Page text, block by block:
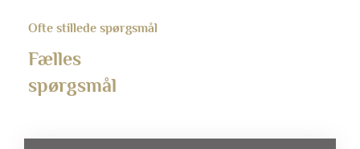
Ofte stillede spørgsmål
Fælles
spørgsmål